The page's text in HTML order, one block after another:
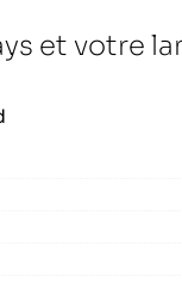
et votre